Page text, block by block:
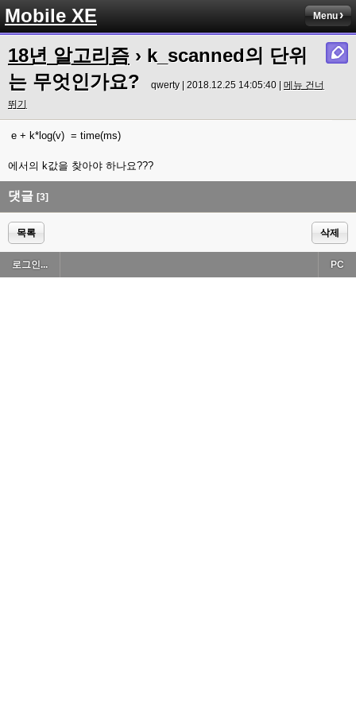
Mobile XE Menu
18년 알고리즘 › k_scanned의 단위
는 무엇인가요?
qwerty | 2018.12.25 14:05:40 | 메뉴 건너
뛰기
e + k*log(v) = time(ms)
에서의 k값을 찾아야 하나요???
댓글 [3]
목록 삭제
로그인... PC